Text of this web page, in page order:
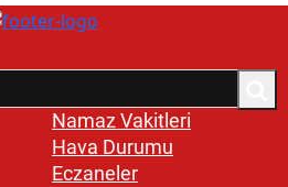
Namaz Vakitleri
Hava Durumu
Eczaneler